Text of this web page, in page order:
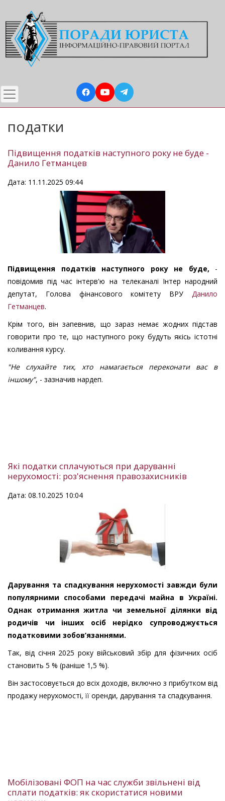
до
основного
вмісту
податки
Підвищення податків наступного року не буде -
Данило Гетманцев
Дата: 11.11.2025 09:44
Підвищення податків наступного року не буде, -
повідомив під час інтерв'ю на телеканалі Інтер народний
депутат, Голова фінансового комітету ВРУ Данило
Гетманцев.
Крім того, він запевнив, що зараз немає жодних підстав
говорити про те, що наступного року будуть якісь істотні
коливання курсу.
"Не слухайте тих, хто намагається переконати вас в
іншому", - зазначив нардеп.
Які податки сплачуються при даруванні
нерухомості: роз'яснення правозахисників
Дата: 08.10.2025 10:04
Дарування та спадкування нерухомості завжди були
популярними способами передачі майна в Україні.
Однак отримання житла чи земельної ділянки від
родичів чи інших осіб нерідко супроводжується
податковими зобов’язаннями.
​Так, від січня 2025 року військовий збір для фізичних осіб
становить 5 % (раніше 1,5 %).
​Він застосовується до всіх доходів, включно з прибутком від
продажу нерухомості, її оренди, дарування та спадкування.
Мобілізовані ФОП на час служби звільнені від
сплати податків: як скористатися новими